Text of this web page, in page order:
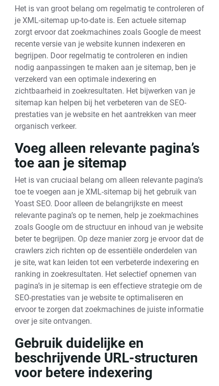
Het is van groot belang om regelmatig te controleren of
je XML-sitemap up-to-date is. Een actuele sitemap
zorgt ervoor dat zoekmachines zoals Google de meest
recente versie van je website kunnen indexeren en
begrijpen. Door regelmatig te controleren en indien
nodig aanpassingen te maken aan je sitemap, ben je
verzekerd van een optimale indexering en
zichtbaarheid in zoekresultaten. Het bijwerken van je
sitemap kan helpen bij het verbeteren van de SEO-
prestaties van je website en het aantrekken van meer
organisch verkeer.
Voeg alleen relevante pagina’s
toe aan je sitemap
Het is van cruciaal belang om alleen relevante pagina’s
toe te voegen aan je XML-sitemap bij het gebruik van
Yoast SEO. Door alleen de belangrijkste en meest
relevante pagina’s op te nemen, help je zoekmachines
zoals Google om de structuur en inhoud van je website
beter te begrijpen. Op deze manier zorg je ervoor dat de
crawlers zich richten op de essentiële onderdelen van
je site, wat kan leiden tot een verbeterde indexering en
ranking in zoekresultaten. Het selectief opnemen van
pagina’s in je sitemap is een effectieve strategie om de
SEO-prestaties van je website te optimaliseren en
ervoor te zorgen dat zoekmachines de juiste informatie
over je site ontvangen.
Gebruik duidelijke en
beschrijvende URL-structuren
voor betere indexering